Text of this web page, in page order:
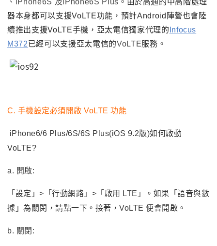
器本身都可以支援VoLTE功能 ， 預計Android陣營也會陸
續推出支援VoLTE手機 ，亞太電信獨家代理的 Infocus
M372 已經可以支援亞太電信的VoLTE服務 。
C. 手機設定必須開啟 VoLTE 功能
iPhone6/6 Plus/6S/6S Plus(iOS 9.2版)如何啟動
VoLTE?
a. 開啟:
「設定」>「行動網路」>「啟用 LTE」。如果「語音與數
據」為關閉，請點一下。接著，VoLTE 便會開啟。
b. 關閉: